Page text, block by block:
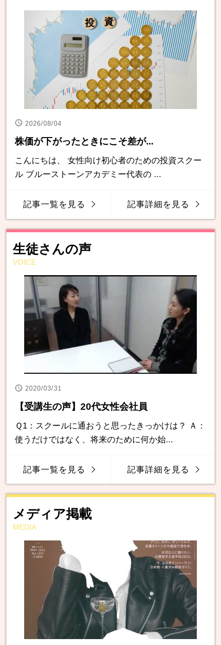
2026/08/04
株価が下がったときにこそ差が...
こんにちは、 女性向け初心者のための投資スクー
ル ブルーストーンアカデミー代表の ...
記事一覧を見る 記事詳細を見る
生徒さんの声
VOICE
2020/03/31
【受講生の声】20代女性会社員
Ｑ1：スクールに通おうと思ったきっかけは？ Ａ：
使うだけではなく、将来のために何か始...
記事一覧を見る 記事詳細を見る
メディア掲載
MEDIA